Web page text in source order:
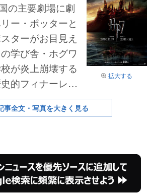
拡大する
の主要劇場に劇
ー・ポッターと
ターがお目見え
学び舎・ホグワ
が炎上崩壊する
的フィナーレを
。
事全文・写真を大きく見る